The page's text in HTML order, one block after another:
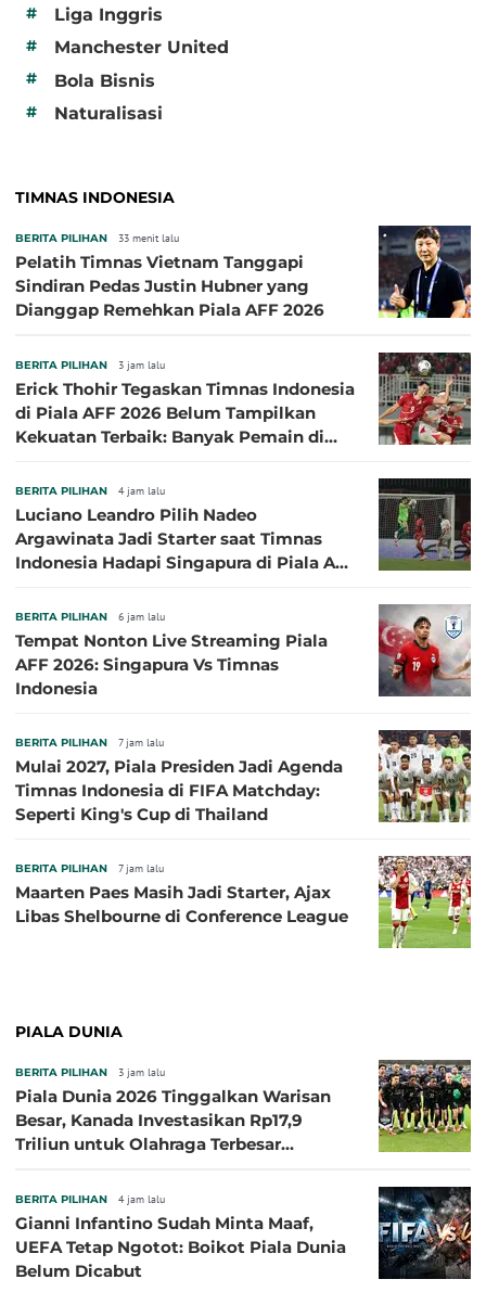
# Liga Inggris
# Manchester United
# Bola Bisnis
# Naturalisasi
TIMNAS INDONESIA
BERITA PILIHAN 33 menit lalu
Pelatih Timnas Vietnam Tanggapi
Sindiran Pedas Justin Hubner yang
Dianggap Remehkan Piala AFF 2026
BERITA PILIHAN 3 jam lalu
Erick Thohir Tegaskan Timnas Indonesia
di Piala AFF 2026 Belum Tampilkan
Kekuatan Terbaik: Banyak Pemain di
BERITA PILIHAN 4 jam lalu
Luciano Leandro Pilih Nadeo
Argawinata Jadi Starter saat Timnas
Indonesia Hadapi Singapura di Piala AFF
BERITA PILIHAN 6 jam lalu
Tempat Nonton Live Streaming Piala
AFF 2026: Singapura Vs Timnas
Indonesia
BERITA PILIHAN 7 jam lalu
Mulai 2027, Piala Presiden Jadi Agenda
Timnas Indonesia di FIFA Matchday:
Seperti King's Cup di Thailand
BERITA PILIHAN 7 jam lalu
Maarten Paes Masih Jadi Starter, Ajax
Libas Shelbourne di Conference League
PIALA DUNIA
BERITA PILIHAN 3 jam lalu
Piala Dunia 2026 Tinggalkan Warisan
Besar, Kanada Investasikan Rp17,9
Triliun untuk Olahraga Terbesar
BERITA PILIHAN 4 jam lalu
Gianni Infantino Sudah Minta Maaf,
UEFA Tetap Ngotot: Boikot Piala Dunia
Belum Dicabut